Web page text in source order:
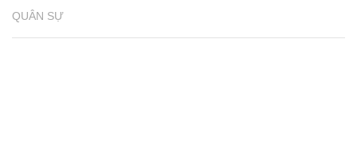
QUÂN SỰ